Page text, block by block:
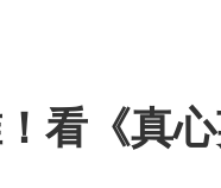
《真心